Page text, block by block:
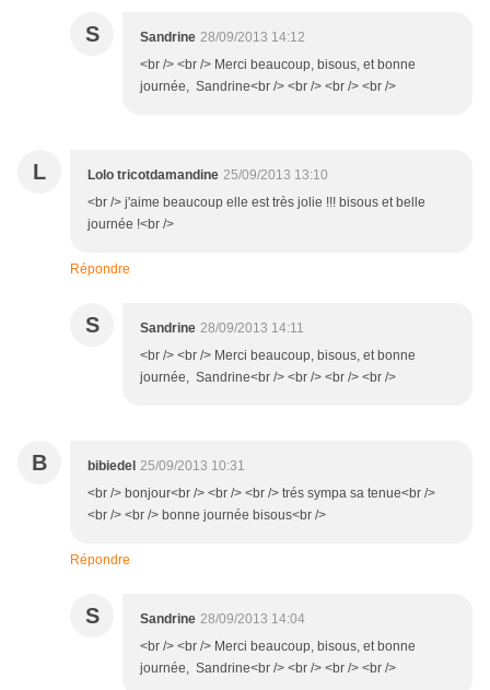
S Sandrine 28/09/2013 14:12
<br /> <br /> Merci beaucoup, bisous, et bonne
journée, Sandrine<br /> <br /> <br /> <br />
L Lolo tricotdamandine 25/09/2013 13:10
<br /> j'aime beaucoup elle est très jolie !!! bisous et belle
journée !<br />
Répondre
S Sandrine 28/09/2013 14:11
<br /> <br /> Merci beaucoup, bisous, et bonne
journée, Sandrine<br /> <br /> <br /> <br />
B bibiedel 25/09/2013 10:31
<br /> bonjour<br /> <br /> <br /> trés sympa sa tenue<br />
<br /> <br /> bonne journée bisous<br />
Répondre
S Sandrine 28/09/2013 14:04
<br /> <br /> Merci beaucoup, bisous, et bonne
journée, Sandrine<br /> <br /> <br /> <br />